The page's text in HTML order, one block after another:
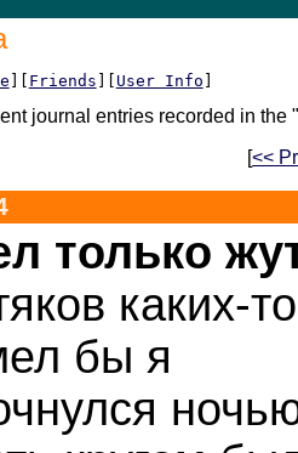
][ Friends ][ User Info ]
journal entries recorded in the "
[<<
только
каких-
бы я